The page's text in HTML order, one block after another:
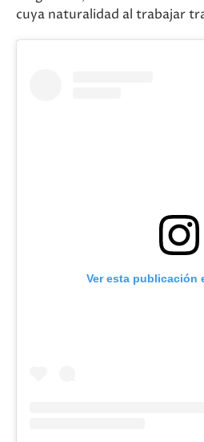
cuya naturalidad al trabajar
Ver esta publicación